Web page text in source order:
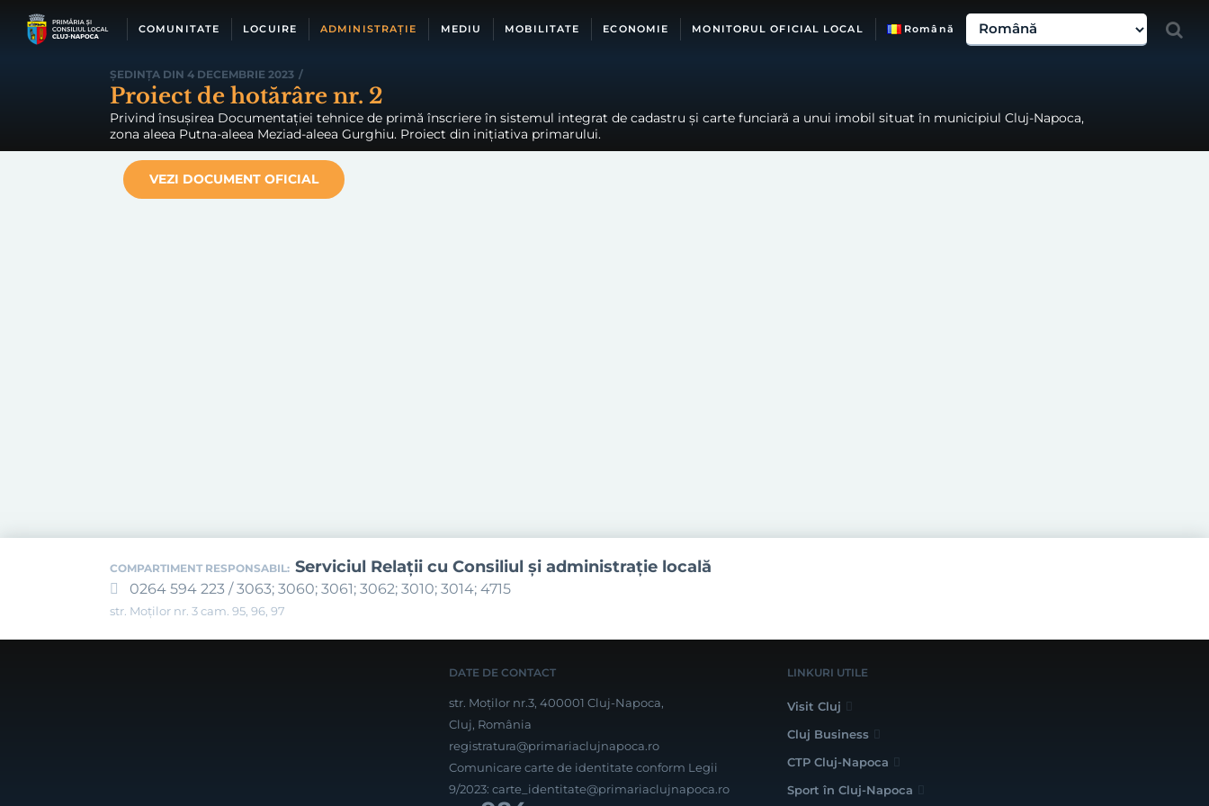
COMUNITATE LOCUIRE ADMINISTRAȚIE MEDIU MOBILITATE ECONOMIE MONITORUL OFICIAL LOCAL Română
ȘEDINȚA DIN 4 DECEMBRIE 2023 /
Proiect de hotărâre nr. 2
Privind însușirea Documentației tehnice de primă înscriere în sistemul integrat de cadastru și carte funciară a unui imobil situat în municipiul Cluj-Napoca,
zona aleea Putna-aleea Meziad-aleea Gurghiu. Proiect din inițiativa primarului.
VEZI DOCUMENT OFICIAL
COMPARTIMENT RESPONSABIL: Serviciul Relaţii cu Consiliul şi administraţie locală
0264 594 223 / 3063; 3060; 3061; 3062; 3010; 3014; 4715
str. Moților nr. 3 cam. 95, 96, 97
DATE DE CONTACT
str. Moților nr.3, 400001 Cluj-Napoca,
Cluj, România
registratura@primariaclujnapoca.ro
Comunicare carte de identitate conform Legii
9/2023: carte_identitate@primariaclujnapoca.ro
LINKURI UTILE
Visit Cluj
Cluj Business
CTP Cluj-Napoca
Sport în Cluj-Napoca